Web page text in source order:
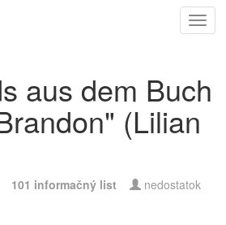
aus dem Buch
(Lilian
101 informačný list nedostatok